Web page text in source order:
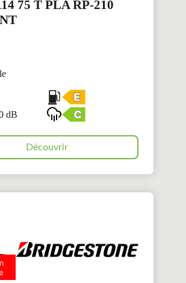
75 T PLA RP-210
dB
Découvrir